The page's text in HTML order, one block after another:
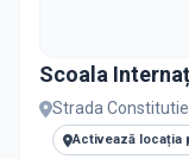
PRIVAT / DE
Toate
Scoala
Strada
Activează locația